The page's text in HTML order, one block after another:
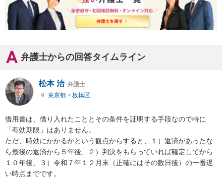
弁護士からの回答タイムライン
松本 治 弁護士
東京都 > 板橋区
借用書は、借り入れたこととその条件を証明する手段なので特に
「有効期限」はありません。
ただ、時効にかかるかという観点からすると、１）返済があったな
ら最後の返済から５年後、２）判決をもらっていれば確定してから
１０年後、３）令和７年１２月末（正確にはその数日後）の一番遅
い時点までです。